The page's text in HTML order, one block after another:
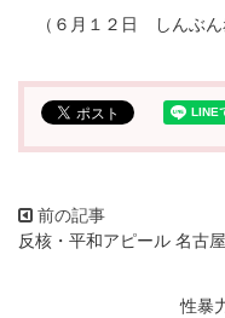
（６月１２日 しんぶん
反核・平和アピール 名古
性暴